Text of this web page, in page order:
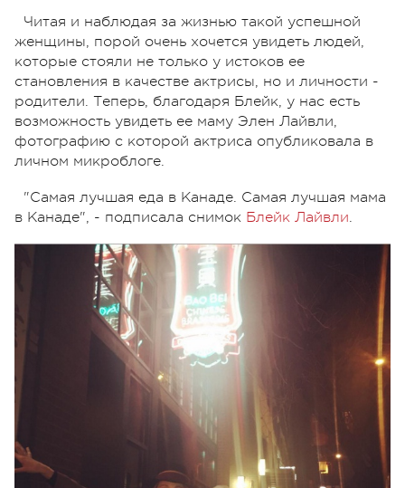
Читая и наблюдая за жизнью такой успешной
женщины, порой очень хочется увидеть людей,
которые стояли не только у истоков ее
становления в качестве актрисы, но и личности -
родители. Теперь, благодаря Блейк, у нас есть
возможность увидеть ее маму Элен Лайвли,
фотографию с которой актриса опубликовала в
личном микроблоге.
"Самая лучшая еда в Канаде. Самая лучшая мама
в Канаде", - подписала снимок Блейк Лайвли.